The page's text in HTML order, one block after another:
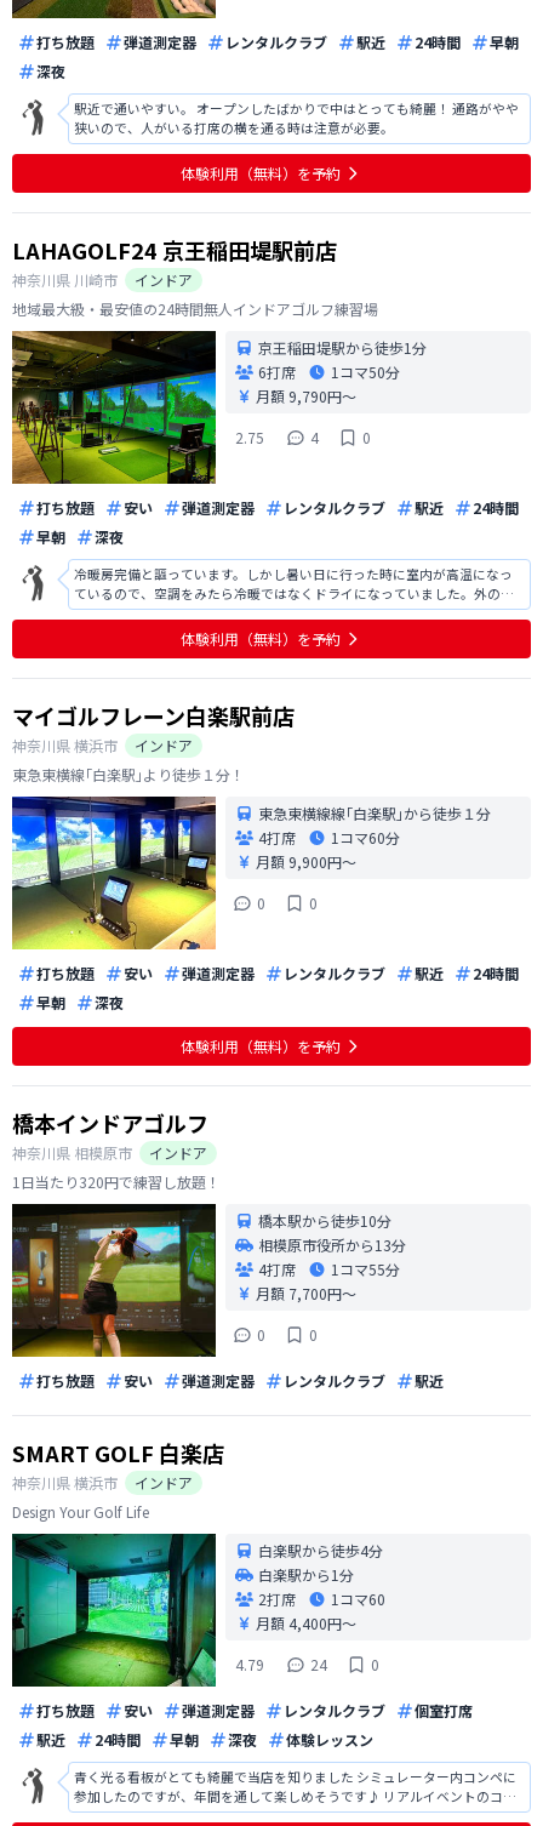
打ち放題 弾道測定器 レンタルクラブ 駅近 24時間
早朝
深夜
駅近で通いやすい。 オープンしたばかりで中はとっても綺麗！ 通路がやや
狭いので、人がいる打席の横を通る時は注意が必要。
体験利用（無料）を予約
LAHAGOLF24 京王稲田堤駅前店
神奈川県 川崎市
インドア
地域最大級・最安値の24時間無人インドアゴルフ練習場
京王稲田堤駅から徒歩1分
6打席
1コマ50分
月額 9,790円〜
2.75
4 0
打ち放題 安い 弾道測定器 レンタルクラブ 駅近
24時間
早朝
深夜
冷暖房完備と謳っています。しかし暑い日に行った時に室内が高温になっ
ているので、空調をみたら冷暖ではなくドライになっていました。外の方
が涼しかったです。スポーツをする場所ですが、密閉空間ですのであまり
汗はかきたくありません。これからの暑い時期はドライではなく冷房でお
体験利用（無料）を予約
マイゴルフレーン白楽駅前店
神奈川県横浜市
インドア
東急東横線｢白楽駅｣より徒歩１分！
東急東横線線｢白楽駅｣から徒歩１分
4打席
1コマ60分
月額 9,900円〜
0
0
打ち放題 安い 弾道測定器 レンタルクラブ 駅近
24時間
早朝
深夜
体験利用（無料）を予約
橋本インドアゴルフ
神奈川県 相模原市
インドア
1日当たり320円で練習し放題！
橋本駅から徒歩10分
相模原市役所から13分
4打席
1コマ55分
月額 7,700円〜
0
0
打ち放題 安い 弾道測定器 レンタルクラブ 駅近
SMART GOLF 白楽店
神奈川県横浜市
インドア
Design Your Golf Life
白楽駅から徒歩4分
白楽駅から1分
2打席
1コマ60
月額 4,400円〜
4.79
24 0
打ち放題 安い 弾道測定器 レンタルクラブ
個室打席
駅近
24時間 早朝 深夜 体験レッスン
青く光る看板がとても綺麗で当店を知りました シミュレーター内コンペに
参加したのですが、年間を通して楽しめそうです♪ リアルイベントのコン
ペにも行ってみたいです！